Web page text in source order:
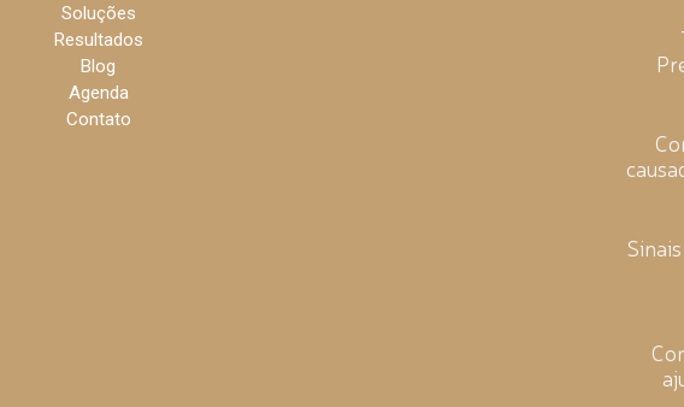
Soluções
Resultados
Blog
Agenda
Contato